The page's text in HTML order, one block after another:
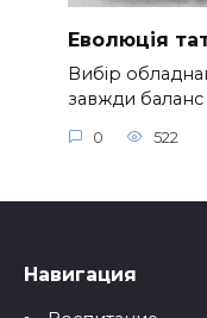
Еволюція
Вибір
завжди баланс
0 522
Навигация